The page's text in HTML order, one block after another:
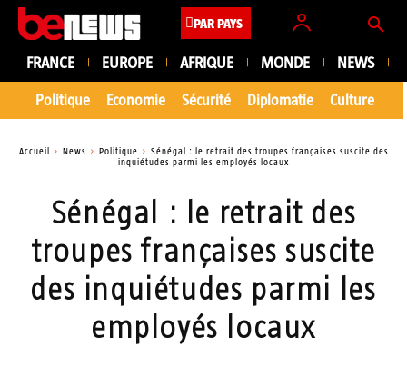
PAR PAYS
FRANCE EUROPE AFRIQUE MONDE NEWS
Politique Economie Sécurité Diplomatie Culture
Accueil News Politique
Sénégal : le retrait des troupes françaises suscite des
inquiétudes parmi les employés locaux
Sénégal : le retrait des
troupes françaises suscite
des inquiétudes parmi les
employés locaux